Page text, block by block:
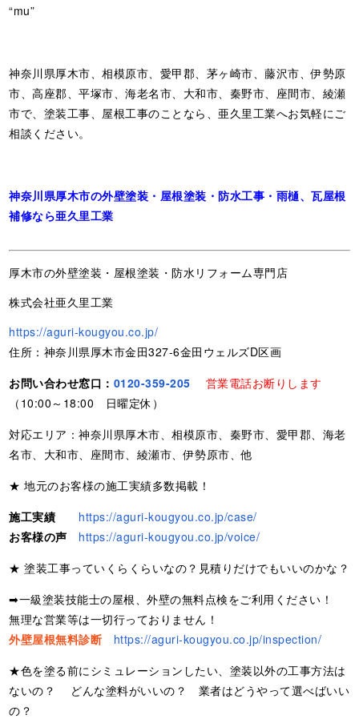
“mu”
神奈川県厚木市、相模原市、愛甲郡、茅ヶ崎市、藤沢市、伊勢原
市、高座郡、平塚市、海老名市、大和市、秦野市、座間市、綾瀬
市で、塗装工事、屋根工事のことなら、亜久里工業へお気軽にご
相談ください。
神奈川県厚木市の外壁塗装・屋根塗装・防水工事・雨樋、瓦屋根
補修なら亜久里工業
厚木市の外壁塗装・屋根塗装・防水リフォーム専門店
株式会社亜久里工業
https://aguri-kougyou.co.jp/
住所：神奈川県厚木市金田327-6金田ウェルズD区画
お問い合わせ窓口： 0120-359-205
営業電話お断りします
（10:00～18:00 日曜定休）
対応エリア：神奈川県厚木市、相模原市、秦野市、愛甲郡、海老
名市、大和市、座間市、綾瀬市、伊勢原市、他
★ 地元のお客様の施工実績多数掲載！
施工実績
https://aguri-kougyou.co.jp/case/
お客様の声
https://aguri-kougyou.co.jp/voice/
★ 塗装工事っていくらくらいなの？見積りだけでもいいのかな？
➡一級塗装技能士の屋根、外壁の無料点検をご利用ください！
無理な営業等は一切行っておりません！
外壁屋根無料診断
https://aguri-kougyou.co.jp/inspection/
★色を塗る前にシミュレーションしたい、塗装以外の工事方法は
ないの？ どんな塗料がいいの？ 業者はどうやって選べばいい
の？